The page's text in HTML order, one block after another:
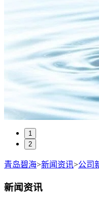
1
2
青岛碧海>新闻资讯>公司
新闻资讯